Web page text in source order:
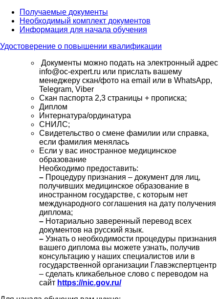
Получаемые документы
Необходимый комплект документов
Информация для начала обучения
Удостоверение о повышении квалификации
Документы можно подать на электронный адрес
info@oc-expert.ru или прислать вашему
менеджеру скан/фото на email или в WhatsApp,
Telegram, Viber
Скан паспорта 2,3 страницы + прописка;
Диплом
Интернатура/ординатура
СНИЛС;
Свидетельство о смене фамилии или справка,
если фамилия менялась
Если у вас иностранное медицинское
образование
Необходимо предоставить:
– Процедуру признания – документ для лиц,
получивших медицинское образование в
иностранном государстве, с которым нет
международного соглашения на дату получения
диплома;
– Нотариально заверенный перевод всех
документов на русский язык.
– Узнать о необходимости процедуры признания
вашего диплома вы можете узнать, получив
консультацию у наших специалистов или в
государственной организации Главэкспертцентр
– сделать кликабельное слово с переводом на
сайт https://nic.gov.ru/